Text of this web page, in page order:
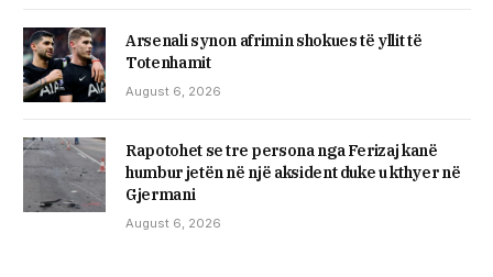
Arsenali synon afrimin shokues të yllit të
Totenhamit
August 6, 2026
Rapotohet se tre persona nga Ferizaj kanë
humbur jetën në një aksident duke u kthyer në
Gjermani
August 6, 2026